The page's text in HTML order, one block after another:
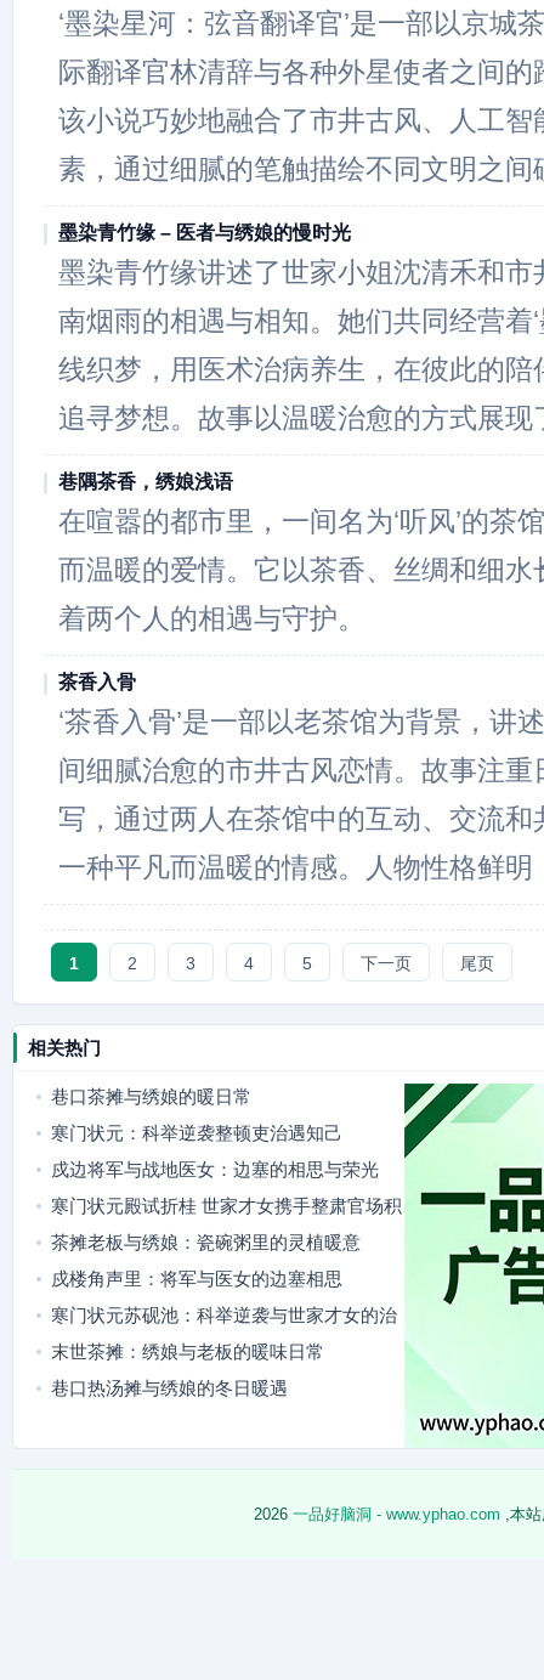
‘墨染星河：弦音翻译官’是一部以京城
际翻译官林清辞与各种外星使者之间
该小说巧妙地融合了市井古风、人工智
素，通过细腻的笔触描绘不同文明之间
墨染青竹缘 – 医者与绣娘的慢时光
墨染青竹缘讲述了世家小姐沈清禾和市
南烟雨的相遇与相知。她们共同经营着
线织梦，用医术治病养生，在彼此的陪
追寻梦想。故事以温暖治愈的方式展现
巷隅茶香，绣娘浅语
在喧嚣的都市里，一间名为‘听风’的茶
而温暖的爱情。它以茶香、丝绸和细水
着两个人的相遇与守护。
茶香入骨
‘茶香入骨’是一部以老茶馆为背景，讲
间细腻治愈的市井古风恋情。故事注
写，通过两人在茶馆中的互动、交流
一种平凡而温暖的情感。人物性格鲜明
1 2 3 4 5 下一页 尾页
相关热门
巷口茶摊与绣娘的暖日常
寒门状元：科举逆袭整顿吏治遇知己
戍边将军与战地医女：边塞的相思与荣光
寒门状元殿试折桂 世家才女携手整肃官场积
弊
茶摊老板与绣娘：瓷碗粥里的灵植暖意
戍楼角声里：将军与医女的边塞相思
寒门状元苏砚池：科举逆袭与世家才女的治
世同行
末世茶摊：绣娘与老板的暖味日常
巷口热汤摊与绣娘的冬日暖遇
2026 一品好脑洞 - www.yphao.com ,本